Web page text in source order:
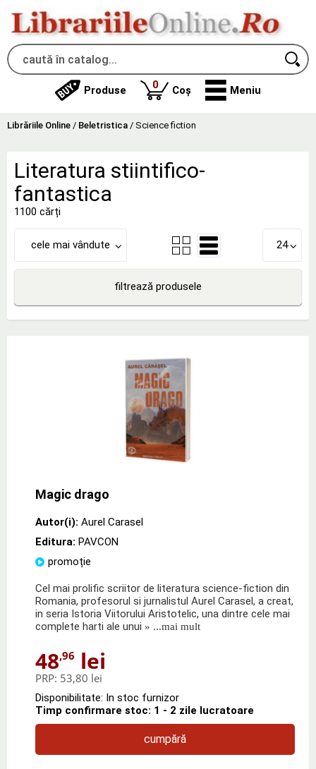
Produse 0produse
Coș Meniu
Librăriile Online / Beletristica / Science fiction
Literatura stiintifico-
fantastica
1100 cărți
cele mai vândute 24
filtrează produsele
Magic drago
Autor(i): Aurel Carasel
Editura: PAVCON
promoție
Cel mai prolific scriitor de literatura science-fiction din
Romania, profesorul si jurnalistul Aurel Carasel, a creat,
in seria Istoria Viitorului Aristotelic, una dintre cele mai
complete harti ale unui » ...mai mult
48,96 lei
PRP: 53,80 lei
Disponibilitate: In stoc furnizor
Timp confirmare stoc: 1 - 2 zile lucratoare
cumpără